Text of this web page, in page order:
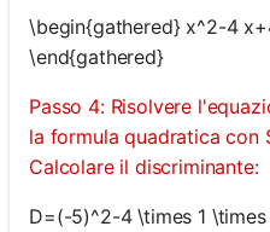
\begin{gathered} x^2-4
\end{gathered}
Passo 4: Risolvere
la formula quadratica con
Calcolare il discriminante:
D=(-5)^2-4 \times 1